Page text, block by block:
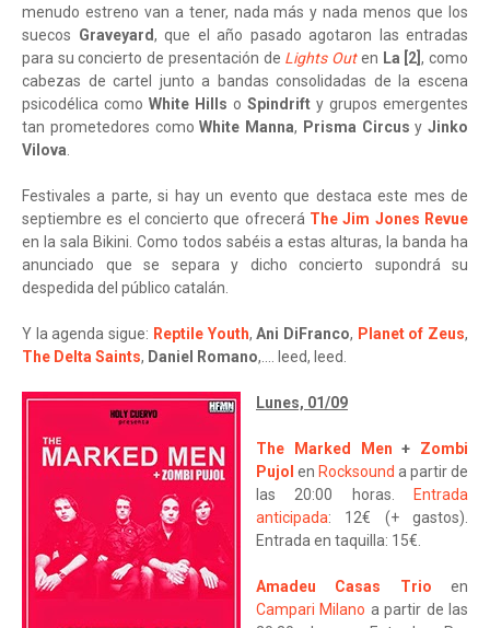
menudo estreno van a tener, nada más y nada menos que los
suecos Graveyard, que el año pasado agotaron las entradas
para su concierto de presentación de Lights Outen La [2], como
cabezas de cartel junto a bandas consolidadas de la escena
psicodélica como White Hills o Spindrift y grupos emergentes
tan prometedores comoWhite Manna, Prisma Circus y Jinko
Vilova.
Festivales a parte, si hay un evento que destaca este mes de
septiembre es el concierto que ofrecerá The Jim Jones Revue
en la sala Bikini. Como todos sabéis a estas alturas, la banda ha
anunciado que se separa y dicho concierto supondrá su
despedida del público catalán.
Y la agenda sigue: Reptile Youth,Ani DiFranco, Planet of Zeus,
The Delta Saints, Daniel Romano,.... leed, leed.
Lunes, 01/09
The Marked Men + Zombi
Pujol en Rocksound a partir de
las 20:00 horas.
Entrada
anticipada: 12€ (+ gastos).
Entrada en taquilla: 15€.
Amadeu Casas Trio en
Campari Milano a partir de las